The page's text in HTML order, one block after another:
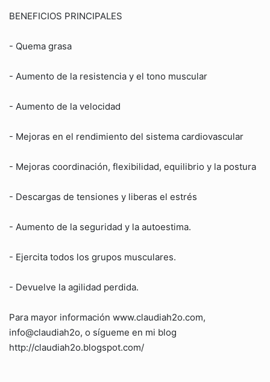
BENEFICIOS PRINCIPALES
- Quema grasa
- Aumento de la resistencia y el tono muscular
- Aumento de la velocidad
- Mejoras en el rendimiento del sistema cardiovascular
- Mejoras coordinación, flexibilidad, equilibrio y la postura
- Descargas de tensiones y liberas el estrés
- Aumento de la seguridad y la autoestima.
- Ejercita todos los grupos musculares.
- Devuelve la agilidad perdida.
Para mayor información www.claudiah2o.com,
info@claudiah2o, o sígueme en mi blog
http://claudiah2o.blogspot.com/